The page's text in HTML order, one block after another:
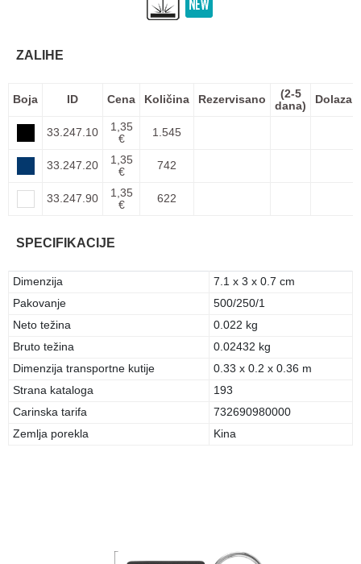
ZALIHE
Boja ID Cena Količina Rezervisano
(2-5
dana)
Dolazak
33.247.10
1,35
€
1.545
33.247.20
1,35
€
742
33.247.90
1,35
€
622
SPECIFIKACIJE
Dimenzija
7.1 x 3 x 0.7 cm
Pakovanje
500/250/1
Neto težina
0.022 kg
Bruto težina
0.02432 kg
Dimenzija transportne kutije
0.33 x 0.2 x 0.36 m
Strana kataloga
193
Carinska tarifa
732690980000
Zemlja porekla
Kina